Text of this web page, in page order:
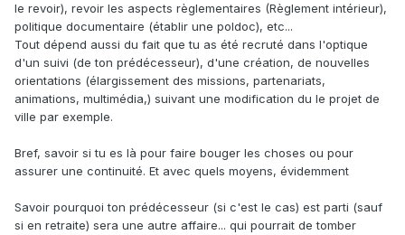
le revoir), revoir les aspects règlementaires (Règlement intérieur),
politique documentaire (établir une poldoc), etc...
Tout dépend aussi du fait que tu as été recruté dans l'optique
d'un suivi (de ton prédécesseur), d'une création, de nouvelles
orientations (élargissement des missions, partenariats,
animations, multimédia,) suivant une modification du le projet de
ville par exemple.
Bref, savoir si tu es là pour faire bouger les choses ou pour
assurer une continuité. Et avec quels moyens, évidemment
Savoir pourquoi ton prédécesseur (si c'est le cas) est parti (sauf
si en retraite) sera une autre affaire... qui pourrait de tomber